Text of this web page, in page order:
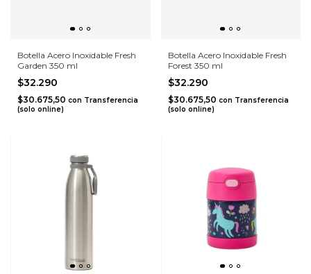
Botella Acero Inoxidable Fresh
Garden 350 ml
$32.290
$30.675,50 con Transferencia
(solo online)
Botella Acero Inoxidable Fresh
Forest 350 ml
$32.290
$30.675,50 con Transferencia
(solo online)